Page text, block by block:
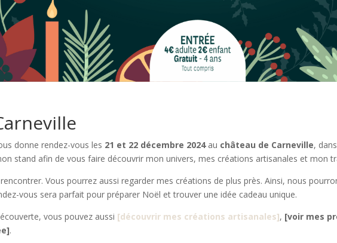
donne rendez-vous les 21 et 22 décembre 2024au château de Carneville,
stand afin de vous faire découvrir mon univers, mes créations artisanales et mon
Vous pourrez aussi regarder mes créations de plus près. Ainsi, nous
vous sera parfait pour préparer Noël et trouver une idée cadeau unique.
vous pouvez aussi [découvrir mes créations artisanales], [voir mes
.